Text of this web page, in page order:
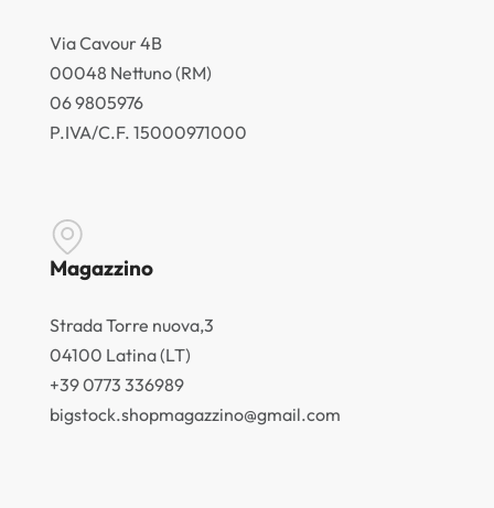
Via Cavour 4B
00048 Nettuno (RM)
06 9805976
P.IVA/C.F. 15000971000
Magazzino
Strada Torre nuova,3
04100 Latina (LT)
+39 0773 336989
bigstock.shopmagazzino@gmail.com